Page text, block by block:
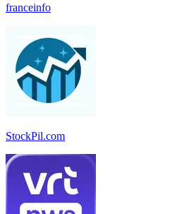
franceinfo
StockPil.com